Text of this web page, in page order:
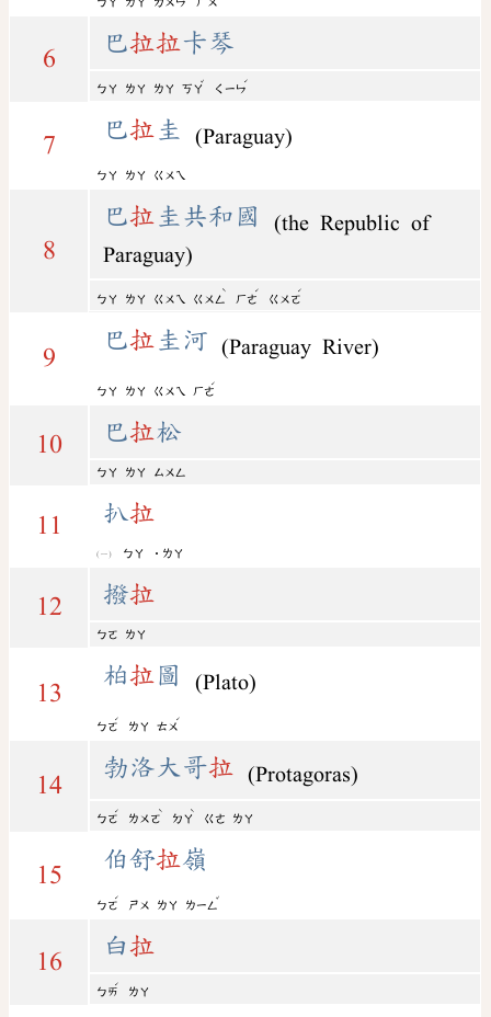
ㄅㄚ ㄌㄚ ㄉㄨㄣ ㄏㄨ
6
巴拉拉卡琴
ㄅㄚ ㄌㄚ ㄌㄚ ㄎㄚ
ˇ
ㄑㄧㄣ
ˊ
7
巴拉 圭 (Paraguay)
ㄅㄚ ㄌㄚ ㄍㄨㄟ
8
巴拉 圭共和國
(the Republic of
Paraguay)
ㄅㄚ ㄌㄚ ㄍㄨㄟ ㄍㄨㄥ
ˋ
ㄏㄜ
ˊ
ㄍㄨㄛ
ˊ
9
巴拉 圭河 (Paraguay River)
ㄅㄚ ㄌㄚ ㄍㄨㄟ ㄏㄜ
ˊ
10 巴拉松
ㄅㄚ ㄌㄚ ㄙㄨㄥ
11 扒拉
ㄅㄚ ˙ㄌㄚ
12 撥拉
ㄅㄛ ㄌㄚ
13
柏拉圖 (Plato)
ㄅㄛ
ˊ
ㄌㄚ ㄊㄨ
ˊ
14
勃洛大哥拉 (Protagoras)
ㄅㄛ
ˊ
ㄌㄨㄛ
ˋ
ㄉㄚ
ˋ
ㄍㄜ ㄌㄚ
15
伯舒拉嶺
ㄅㄛ
ˊ
ㄕㄨ ㄌㄚ ㄌㄧㄥ
ˇ
16
白拉
ㄅㄞ
ˊ
ㄌㄚ